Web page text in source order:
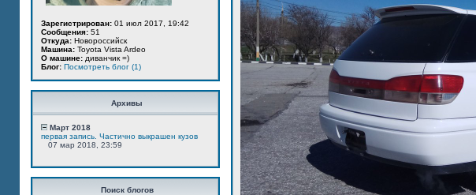
Зарегистрирован: 01 июл 2017, 19:42
Сообщения: 51
Откуда: Новороссийск
Машина: Toyota Vista Ardeo
О машине: диванчик =)
Блог: Посмотреть блог (1)
Архивы
Март 2018
первая запись. Частично выкрашен кузов
07 мар 2018, 23:59
Поиск блогов